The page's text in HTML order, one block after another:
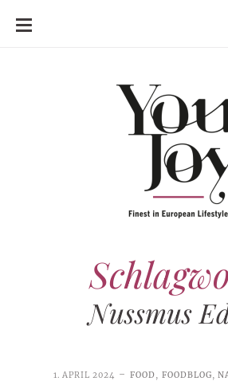
SKIP
Nussmus
1. APRIL 2024 FOOD, FOODBLOG,